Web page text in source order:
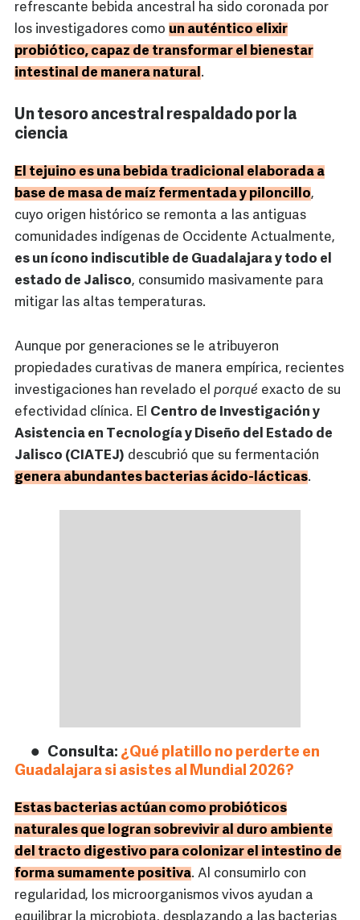
refrescante bebida ancestral ha sido coronada por
los investigadores como un auténtico elixir
probiótico, capaz de transformar el bienestar
intestinal de manera natural.
Un tesoro ancestral respaldado por la
ciencia
El tejuino es una bebida tradicional elaborada a
base de masa de maíz fermentada y piloncillo,
cuyo origen histórico se remonta a las antiguas
comunidades indígenas de Occidente Actualmente,
es un ícono indiscutible de Guadalajara y todo el
estado de Jalisco, consumido masivamente para
mitigar las altas temperaturas.
Aunque por generaciones se le atribuyeron
propiedades curativas de manera empírica, recientes
investigaciones han revelado el porqué exacto de su
efectividad clínica. El Centro de Investigación y
Asistencia en Tecnología y Diseño del Estado de
Jalisco (CIATEJ) descubrió que su fermentación
genera abundantes bacterias ácido-lácticas.
Consulta: ¿Qué platillo no perderte en
Guadalajara si asistes al Mundial 2026?
Estas bacterias actúan como probióticos
naturales que logran sobrevivir al duro ambiente
del tracto digestivo para colonizar el intestino de
forma sumamente positiva. Al consumirlo con
regularidad, los microorganismos vivos ayudan a